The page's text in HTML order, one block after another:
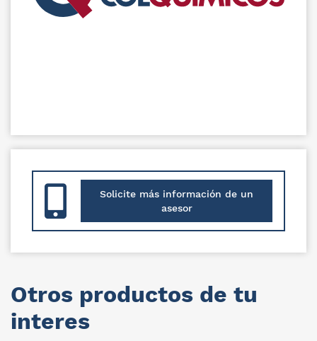
Solicite más información de un
asesor
Otros productos de tu
interes